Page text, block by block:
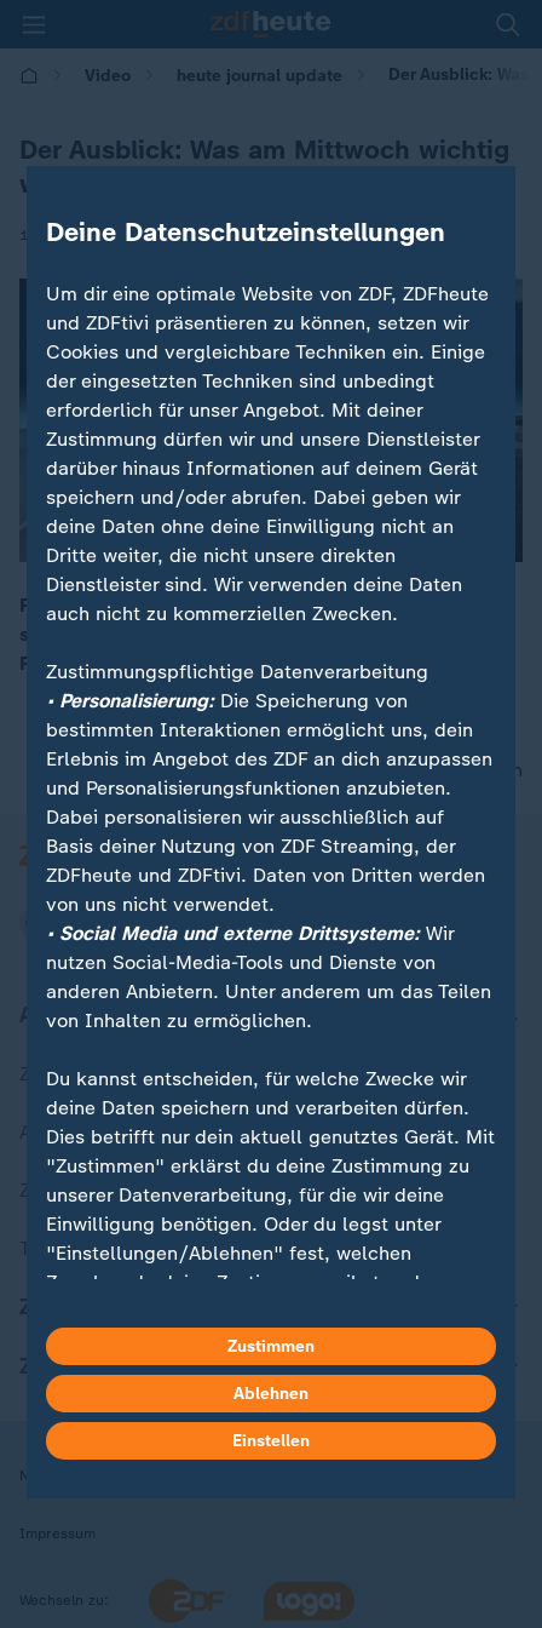
Video heute journal update Der Ausblick:
Der Ausblick: Was am Mittwoch wichtig
wird
18.02.2026 | 00:15
Politischer Aschermittwoch / Meta-Chef Zuckerberg
sagt vor Gericht aus / Muslimischer Fastenmonat
Ramadan beginnt
nach oben
Aktuell bei ZDFheute
Zuletzt veröffentlicht
Aktuelle Sendungs-Videos
ZDFheute Stories
Themen im Überblick
ZDFheute Apps
Nutzungsbedingungen
Impressum
Wechseln zu:
Deine Datenschutzeinstellungen
Um dir eine optimale Website von ZDF, ZDFheute
und ZDFtivi präsentieren zu können, setzen wir
Cookies und vergleichbare Techniken ein. Einige
der eingesetzten Techniken sind unbedingt
erforderlich für unser Angebot. Mit deiner
Zustimmung dürfen wir und unsere Dienstleister
darüber hinaus Informationen auf deinem Gerät
speichern und/oder abrufen. Dabei geben wir
deine Daten ohne deine Einwilligung nicht an
Dritte weiter, die nicht unsere direkten
Dienstleister sind. Wir verwenden deine Daten
auch nicht zu kommerziellen Zwecken.
Zustimmungspflichtige Datenverarbeitung
• Personalisierung:Die Speicherung von
bestimmten Interaktionen ermöglicht uns, dein
Erlebnis im Angebot des ZDF an dich anzupassen
und Personalisierungsfunktionen anzubieten.
Dabei personalisieren wir ausschließlich auf
Basis deiner Nutzung von ZDF Streaming, der
ZDFheute und ZDFtivi. Daten von Dritten werden
von uns nicht verwendet.
• Social Media und externe Drittsysteme:Wir
nutzen Social-Media-Tools und Dienste von
anderen Anbietern. Unter anderem um das Teilen
von Inhalten zu ermöglichen.
Du kannst entscheiden, für welche Zwecke wir
deine Daten speichern und verarbeiten dürfen.
Dies betrifft nur dein aktuell genutztes Gerät. Mit
"Zustimmen" erklärst du deine Zustimmung zu
unserer Datenverarbeitung, für die wir deine
Einwilligung benötigen. Oder du legst unter
"Einstellungen/Ablehnen" fest, welchen
Zwecken du deine Zustimmung gibst und
kannst du jederzeit mit Wirkung für die Zukunft
in deinen Einstellungen widerrufen oder ändern.
Hier findest du das Impressum.
Weitere Informationen findest du in unserer
Zustimmen
Ablehnen
Einstellen